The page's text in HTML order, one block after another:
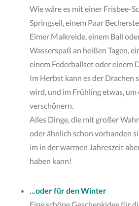
Wie wäre es mit einer Frisbee-
Springseil, einem Paar
Eimer Malkreide, einem Ball
Wasserspaß an heißen Tagen,
einem Federballset oder einem
Im Herbst kann es der Drachen
wird, und im Frühling etwas, um
verschönern.
Alles Dinge, die mit großer
oder ähnlich schon vorhanden
im in der warmen Jahreszeit
haben kann!
…oder für den Winter